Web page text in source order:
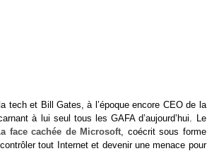
tech et Bill Gates, à l’époque encore CEO de la
à lui seul tous les GAFA d’aujourd’hui. Le
face cachée de Microsoft, coécrit sous forme
tout Internet et devenir une menace pour